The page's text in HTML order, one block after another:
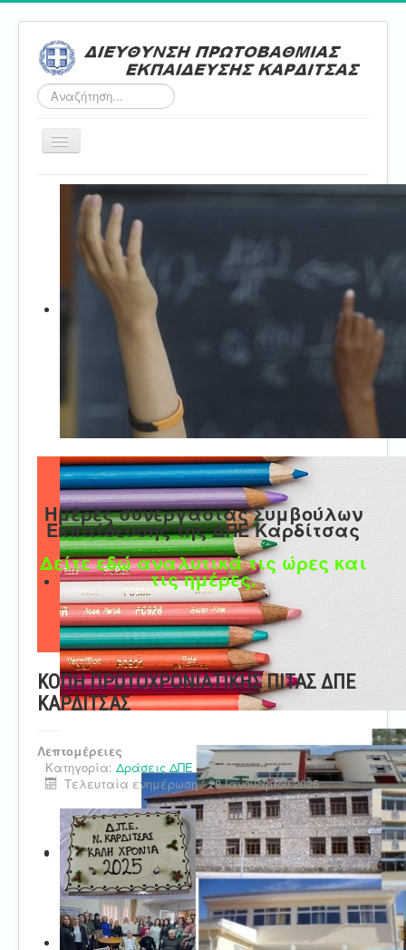
Αναζήτηση...
Εναλλαγή
Αρχική
Τμήμα Α'
Τμήμα Β'
Επικοινωνία
Ημέρες συνεργασίας Συμβούλων
Εκπαίδευσης της ΔΠΕ Καρδίτσας
Δείτε εδώ αναλυτικά τις ώρες και
τις ημέρες.
ΚΟΠΗ ΠΡΩΤΟΧΡΟΝΙΑΤΙΚΗΣ ΠΙΤΑΣ ΔΠΕ
ΚΑΡΔΙΤΣΑΣ
Λεπτομέρειες
Κατηγορία: Δράσεις ΔΠΕ
Τελευταία ενημέρωση : 28 Ιανουαρίου 2025